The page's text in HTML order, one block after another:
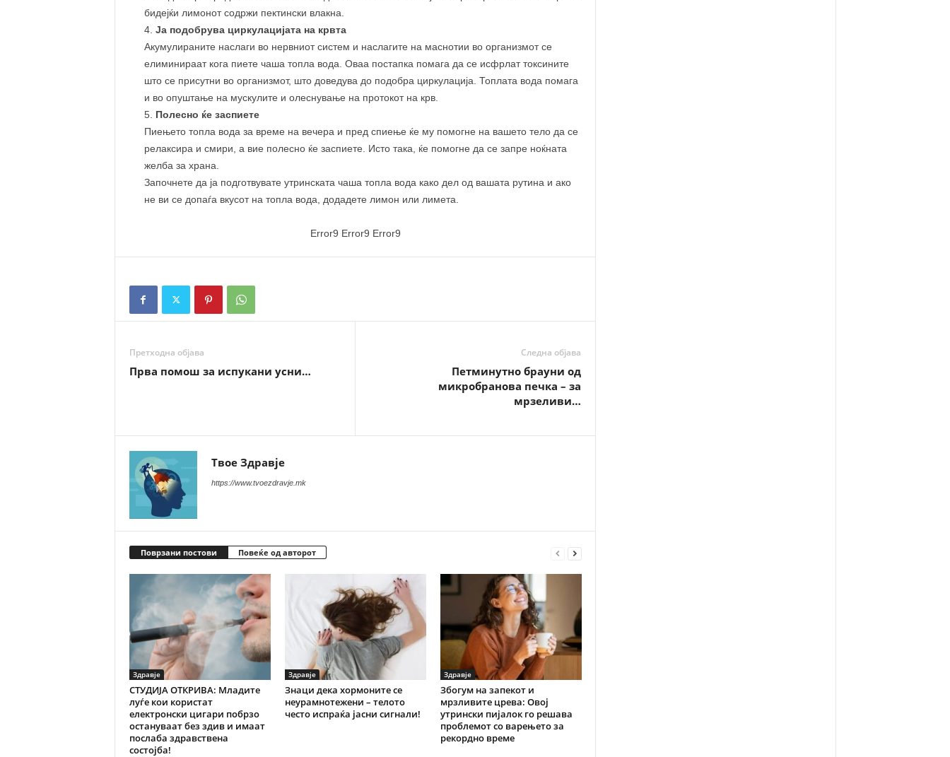
бидејќи лимонот содржи пектински влакна.
Ја подобрува циркулацијата на крвта
Акумулираните наслаги во нервниот систем и наслагите на маснотии во организмот се
елиминираат кога пиете чаша топла вода. Оваа постапка помага да се исфрлат токсините
што се присутни во организмот, што доведува до подобра циркулација. Топлата вода помага
и во опуштање на мускулите и олеснување на протокот на крв.
Полесно ќе заспиете
Пиењето топла вода за време на вечера и пред спиење ќе му помогне на вашето тело да се
релаксира и смири, а вие полесно ќе заспиете. Исто така, ќе помогне да се запре ноќната
желба за храна.
Започнете да ја подготвувате утринската чаша топла вода како дел од вашата рутина и ако
не ви се допаѓа вкусот на топла вода, додадете лимон или лимета.
Error9 Error9 Error9
Претходна објава
Прва помош за испукани усни…
Следна објава
Петминутно брауни од
микробранова печка – за
мрзеливи…
Твое Здравје
https://www.tvoezdravje.mk
Поврзани постови Повеќе од авторот
Здравје
СТУДИЈА ОТКРИВА: Младите
луѓе кои користат
електронски цигари побрзо
остануваат без здив и имаат
послаба здравствена
состојба!
Здравје
Знаци дека хормоните се
неурамнотежени – телото
често испраќа јасни сигнали!
Здравје
Збогум на запекот и
мрзливите црева: Овој
утрински пијалок го решава
проблемот со варењето за
рекордно време